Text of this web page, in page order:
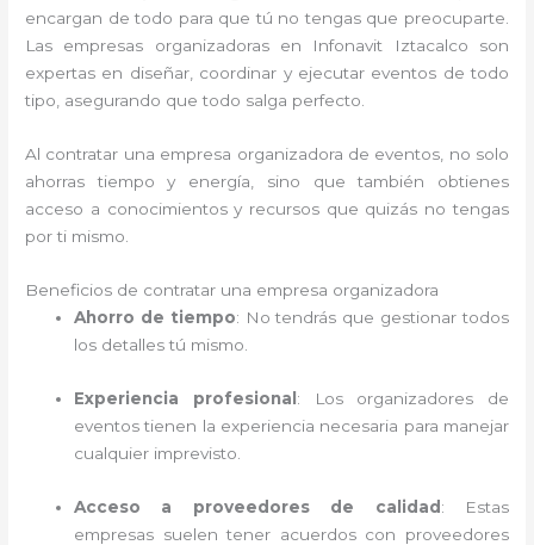
encargan de todo para que tú no tengas que preocuparte.
Las empresas organizadoras en Infonavit Iztacalco son
expertas en diseñar, coordinar y ejecutar eventos de todo
tipo, asegurando que todo salga perfecto.
Al contratar una empresa organizadora de eventos, no solo
ahorras tiempo y energía, sino que también obtienes
acceso a conocimientos y recursos que quizás no tengas
por ti mismo.
Beneficios de contratar una empresa organizadora
Ahorro de tiempo: No tendrás que gestionar todos
los detalles tú mismo.
Experiencia profesional : Los organizadores de
eventos tienen la experiencia necesaria para manejar
cualquier imprevisto.
Acceso a proveedores de calidad : Estas
empresas suelen tener acuerdos con proveedores